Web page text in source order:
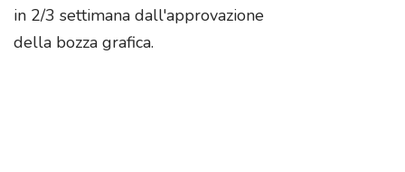
in 2/3 settimana dall'approvazione
della bozza grafica.